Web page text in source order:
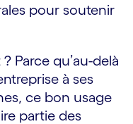
pour soutenir
Parce qu’au-delà
à ses
ce bon usage
partie des